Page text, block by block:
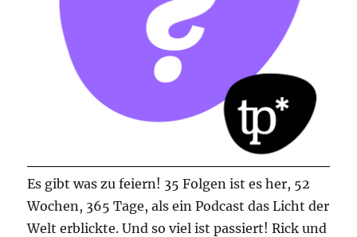
Es gibt was zu feiern! 35 Folgen ist es her, 52
Wochen, 365 Tage, als ein Podcast das Licht der
Welt erblickte. Und so viel ist passiert! Rick und